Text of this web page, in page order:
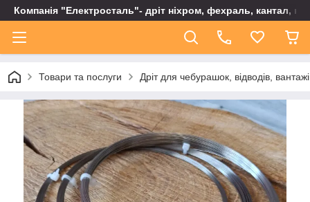
Компанія "Електросталь"- дріт ніхром, фехраль, кантал,
Товари та послуги Дріт для чебурашок, відводів,